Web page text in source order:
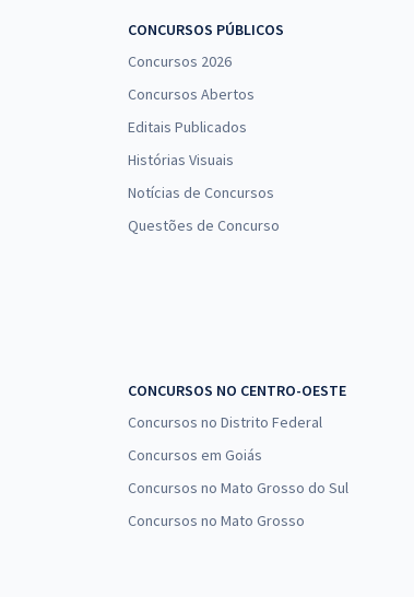
CONCURSOS PÚBLICOS
Concursos 2026
Concursos Abertos
Editais Publicados
Histórias Visuais
Notícias de Concursos
Questões de Concurso
CONCURSOS NO CENTRO-OESTE
Concursos no Distrito Federal
Concursos em Goiás
Concursos no Mato Grosso do Sul
Concursos no Mato Grosso